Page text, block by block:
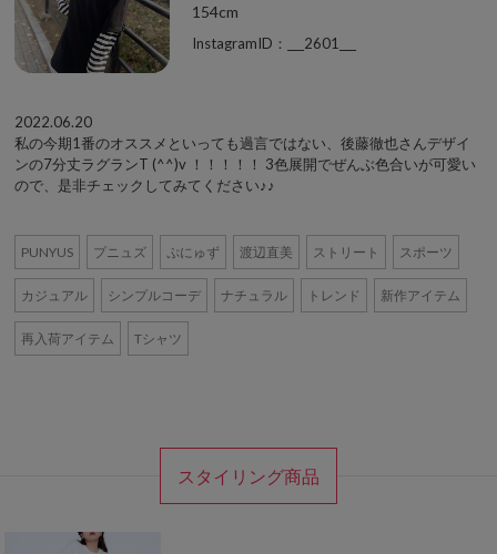
154cm
InstagramID：___2601___
2022.06.20
私の今期1番のオススメといっても過言ではない、後藤徹也さんデザイ
ンの7分丈ラグランT (^^)v ！！！！！ 3色展開でぜんぶ色合いが可愛い
ので、是非チェックしてみてください♪♪
PUNYUS プニュズ ぷにゅず 渡辺直美 ストリート スポーツ
カジュアル シンプルコーデ ナチュラル トレンド 新作アイテム
再入荷アイテム Tシャツ
スタイリング商品